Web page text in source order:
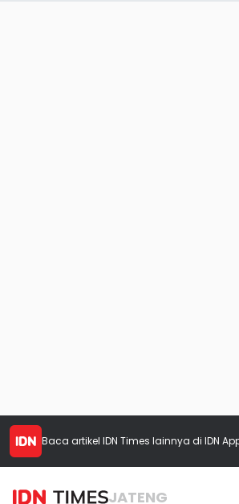
Baca artikel IDN Times lainnya di IDN
JATENG